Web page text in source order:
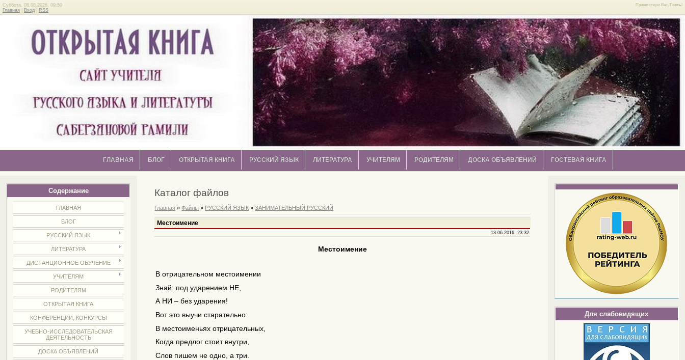
Приветствую Вас, Гость!
Суббота, 08.08.2026, 09:50
Главная
Вход RSS
ГЛАВНАЯ БЛОГ ОТКРЫТАЯ КНИГА РУССКИЙ ЯЗЫК ЛИТЕРАТУРА УЧИТЕЛЯМ РОДИТЕЛЯМ ДОСКА ОБЪЯВЛЕНИЙ ГОСТЕВАЯ КНИГА
Содержание
ГЛАВНАЯ
БЛОГ
РУССКИЙ ЯЗЫК
ЛИТЕРАТУРА
ДИСТАНЦИОННОЕ ОБУЧЕНИЕ
УЧИТЕЛЯМ
РОДИТЕЛЯМ
ОТКРЫТАЯ КНИГА
КОНФЕРЕНЦИИ, КОНКУРСЫ
УЧЕБНО-ИССЛЕДОВАТЕЛЬСКАЯ
ДЕЯТЕЛЬНОСТЬ
ДОСКА ОБЪЯВЛЕНИЙ
Для слабовидящих
Каталог файлов
Главная »Файлы » РУССКИЙ ЯЗЫК »ЗАНИМАТЕЛЬНЫЙ РУССКИЙ
Местоимение
13.06.2016, 23:32
Местоимение
В отрицательном местоимении
Знай: под ударением НЕ,
А НИ – без ударения!
Вот это выучи старательно:
В местоименьях отрицательных,
Когда предлог стоит внутри,
Слов пишем не одно, а три.